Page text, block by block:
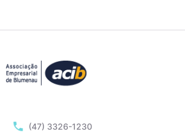
(47) 3326-1230